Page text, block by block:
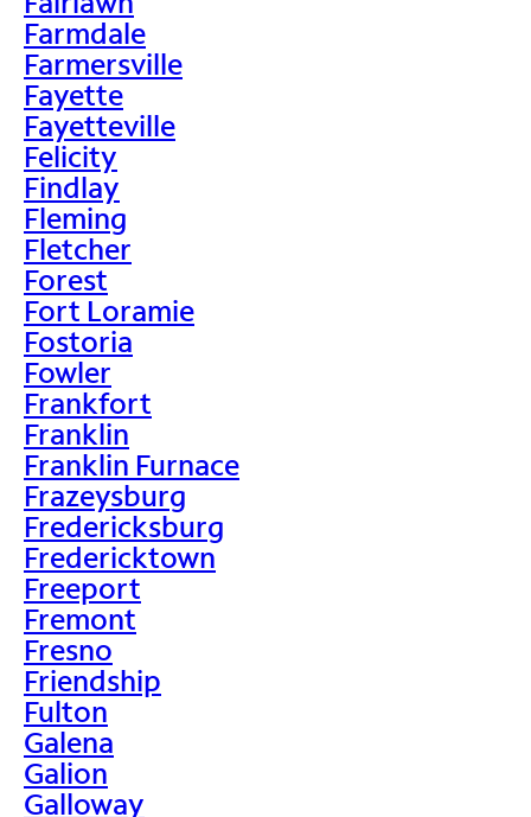
Farmdale
Farmersville
Fayette
Fayetteville
Felicity
Findlay
Fleming
Fletcher
Forest
Fort Loramie
Fostoria
Fowler
Frankfort
Franklin
Franklin Furnace
Frazeysburg
Fredericksburg
Fredericktown
Freeport
Fremont
Fresno
Friendship
Fulton
Galena
Galion
Galloway